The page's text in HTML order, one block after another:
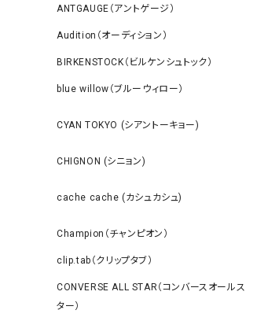
ANTGAUGE（アントゲージ）
Audition（オーディション）
BIRKENSTOCK（ビルケンシュトック）
blue willow（ブルーウィロー）
CYAN TOKYO (シアントーキョー)
CHIGNON (シニョン)
cache cache (カシュカシュ)
Champion（チャンピオン）
clip.tab（クリップタブ）
CONVERSE ALL STAR（コンバースオールス
ター）